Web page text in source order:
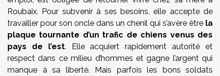
Roubaix. Pour subvenir à ses besoins, elle accepte de
travailler pour son oncle dans un chenil qui s’avère être la
plaque tournante d’un trafic de chiens venus des
pays de l’est. Elle acquiert rapidement autorité et
respect dans ce milieu d’hommes et gagne l’argent qui
manque à sa liberté. Mais parfois les bons soldats